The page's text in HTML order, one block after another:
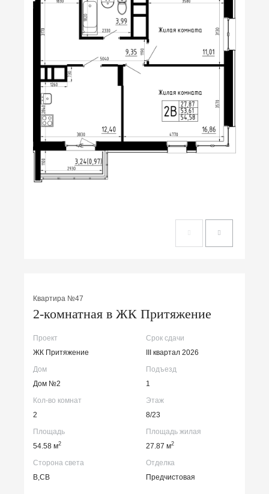
Квартира №47
2-комнатная в ЖК Притяжение
Проект
ЖК Притяжение
Срок сдачи
III квартал 2026
Дом
Дом №2
Подъезд
1
Кол-во комнат
2
Этаж
8/23
Площадь
54.58 м2
Площадь жилая
27.87 м2
Сторона света
В,СВ
Отделка
Предчистовая